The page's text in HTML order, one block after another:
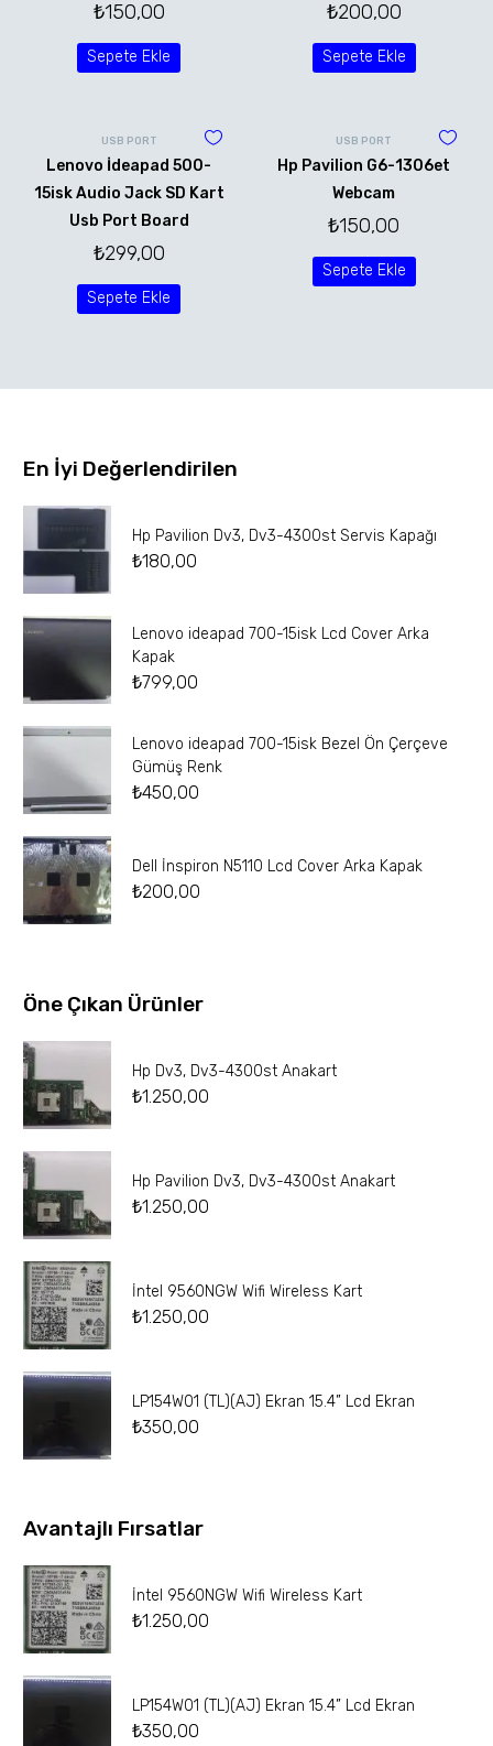
₺150,00
Sepete Ekle
₺200,00
Sepete Ekle
USB PORT
Lenovo İdeapad 500-
15isk Audio Jack SD Kart
Usb Port Board
₺299,00
Sepete Ekle
USB PORT
Hp Pavilion G6-1306et
Webcam
₺150,00
Sepete Ekle
En İyi Değerlendirilen
Hp Pavilion Dv3, Dv3-4300st Servis Kapağı
₺180,00
Lenovo ideapad 700-15isk Lcd Cover Arka
Kapak
₺799,00
Lenovo ideapad 700-15isk Bezel Ön Çerçeve
Gümüş Renk
₺450,00
Dell İnspiron N5110 Lcd Cover Arka Kapak
₺200,00
Öne Çıkan Ürünler
Hp Dv3, Dv3-4300st Anakart
₺1.250,00
Hp Pavilion Dv3, Dv3-4300st Anakart
₺1.250,00
İntel 9560NGW Wifi Wireless Kart
₺1.250,00
LP154W01 (TL)(AJ) Ekran 15.4” Lcd Ekran
₺350,00
Avantajlı Fırsatlar
İntel 9560NGW Wifi Wireless Kart
₺1.250,00
LP154W01 (TL)(AJ) Ekran 15.4” Lcd Ekran
₺350,00